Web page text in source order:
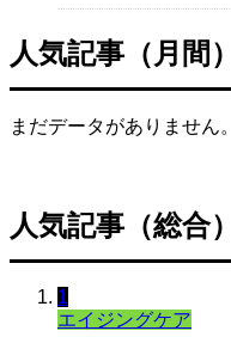
人気記事（月間）
まだデータがありません。
人気記事（総合）
1
エイジングケア